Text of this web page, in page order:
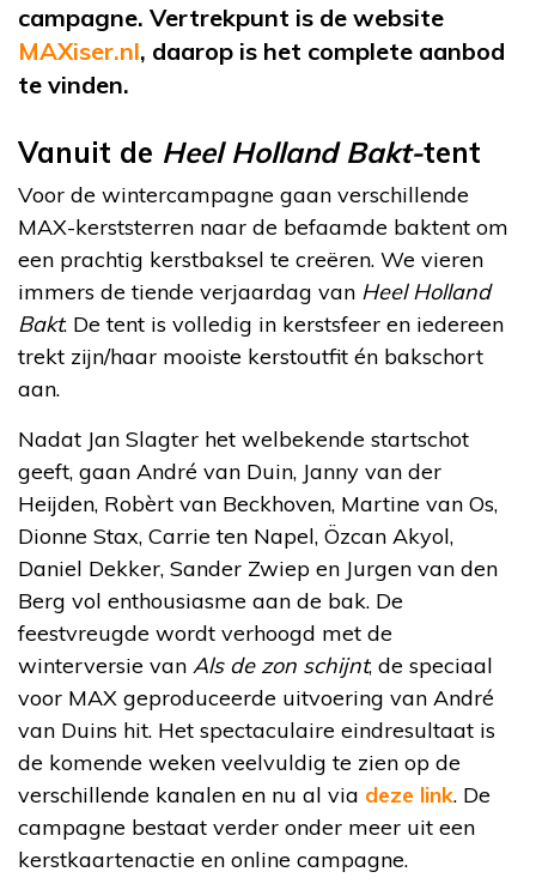
campagne. Vertrekpunt is de website
MAXiser.nl, daarop is het complete aanbod
te vinden.
Vanuit de Heel Holland Bakt-tent
Voor de wintercampagne gaan verschillende
MAX-kerststerren naar de befaamde baktent om
een prachtig kerstbaksel te creëren. We vieren
immers de tiende verjaardag van Heel Holland
Bakt. De tent is volledig in kerstsfeer en iedereen
trekt zijn/haar mooiste kerstoutfit én bakschort
aan.
Nadat Jan Slagter het welbekende startschot
geeft, gaan André van Duin, Janny van der
Heijden, Robèrt van Beckhoven, Martine van Os,
Dionne Stax, Carrie ten Napel, Özcan Akyol,
Daniel Dekker, Sander Zwiep en Jurgen van den
Berg vol enthousiasme aan de bak. De
feestvreugde wordt verhoogd met de
winterversie van Als de zon schijnt, de speciaal
voor MAX geproduceerde uitvoering van André
van Duins hit. Het spectaculaire eindresultaat is
de komende weken veelvuldig te zien op de
verschillende kanalen en nu al via deze link. De
campagne bestaat verder onder meer uit een
kerstkaartenactie en online campagne.